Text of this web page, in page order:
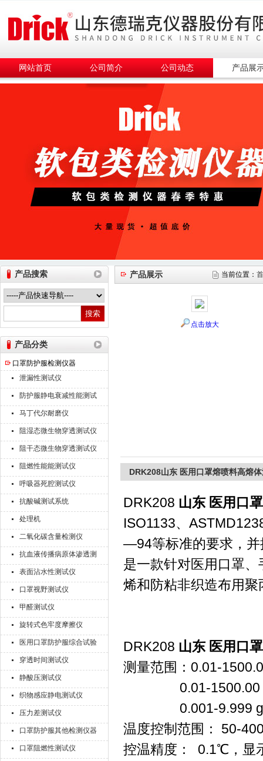
山东德瑞克仪器股份有限公司
网站首页 公司简介 公司动态 产品展
产品搜索
产品分类
口罩防护服检测仪器
泄漏性测试仪
防护服静电衰减性能测试
仪
马丁代尔耐磨仪
阻湿态微生物穿透测试仪
阻干态微生物穿透测试仪
阻燃性能能测试仪
呼吸器死腔测试仪
抗酸碱测试系统
处理机
二氧化碳含量检测仪
抗血液传播病原体渗透测
试仪
表面沾水性测试仪
口罩视野测试仪
甲醛测试仪
旋转式色牢度摩擦仪
医用口罩防护服综合试验
机
穿透时间测试仪
静酸压测试仪
织物感应静电测试仪
压力差测试仪
口罩防护服其他检测仪器
口罩阻燃性测试仪
产品展示 当前位置：
点击放大
DRK208山东 医用口罩熔喷料高熔
DRK208 山东 医用口
ISO1133、
—94等标准的要求，并
是一款针对医用口罩
烯和防粘非织造布用
DRK208 山东 医用口
测量范围：0.01-
0.01-1500.00
0.001-9.999 g/
温度控制范围： 50-
控温精度： 0.1℃，显